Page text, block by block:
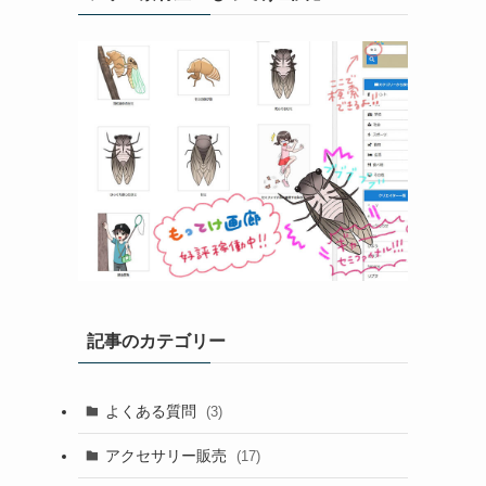
記事のカテゴリー
よくある質問 (3)
アクセサリー販売 (17)